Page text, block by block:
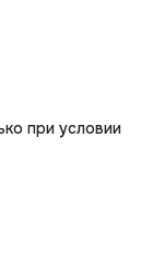
при условии